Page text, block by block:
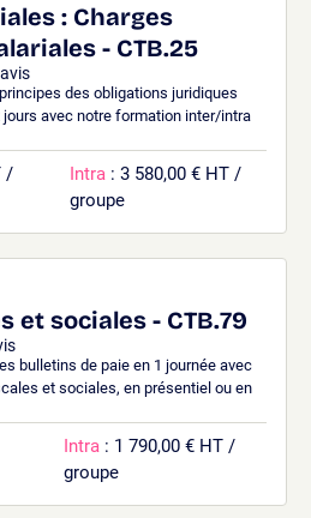
: Charges
- CTB.25
avis
des obligations juridiques
avec notre formation inter/intra
/
Intra : 3 580,00 € HT /
groupe
et sociales - CTB.79
bulletins de paie en 1 journée avec
et sociales, en présentiel ou en
Intra : 1 790,00 € HT /
groupe